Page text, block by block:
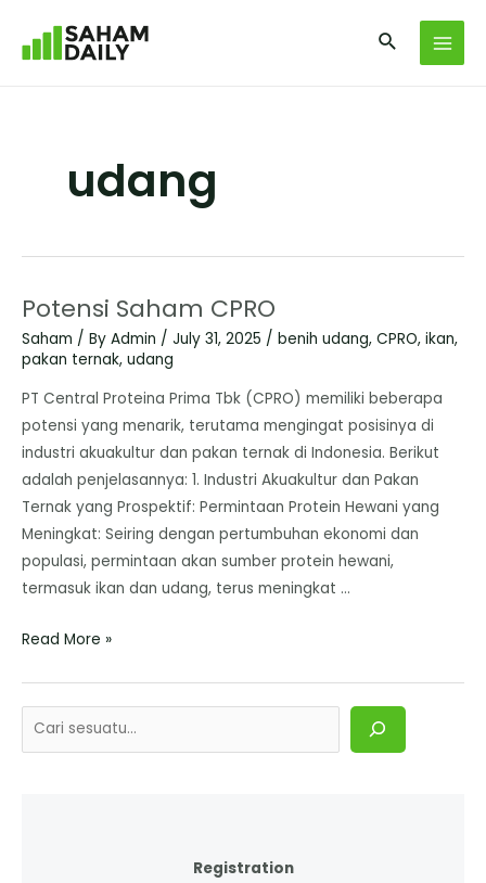
udang
Potensi Saham CPRO
Saham / By Admin / July 31, 2025 / benih udang, CPRO, ikan,
pakan ternak, udang
​PT Central Proteina Prima Tbk (CPRO) memiliki beberapa
potensi yang menarik, terutama mengingat posisinya di
industri akuakultur dan pakan ternak di Indonesia. Berikut
adalah penjelasannya: ​1. Industri Akuakultur dan Pakan
Ternak yang Prospektif: ​Permintaan Protein Hewani yang
Meningkat: Seiring dengan pertumbuhan ekonomi dan
populasi, permintaan akan sumber protein hewani,
termasuk ikan dan udang, terus meningkat …
Read More »
Registration